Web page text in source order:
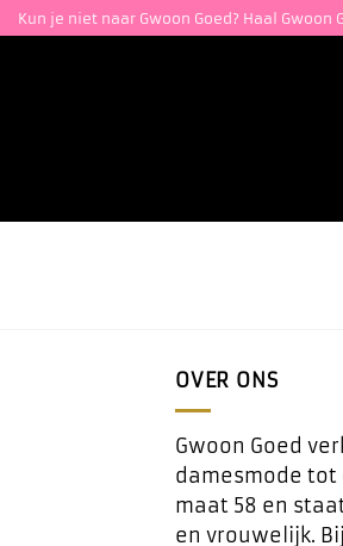
Ga
naar
Kun je niet naar Gwoon Goed? Haal Gwoon
OVER ONS
Gwoon Goed
damesmode tot
maat 58 en
en vrouwelijk.